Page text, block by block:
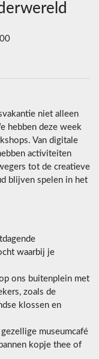
niet alleen
hebben deze week
Van digitale
activiteiten
tot de creatieve
blijven spelen in het
waarbij je
ons buitenplein met
zoals de
klossen en
museumcafé
kopje thee of